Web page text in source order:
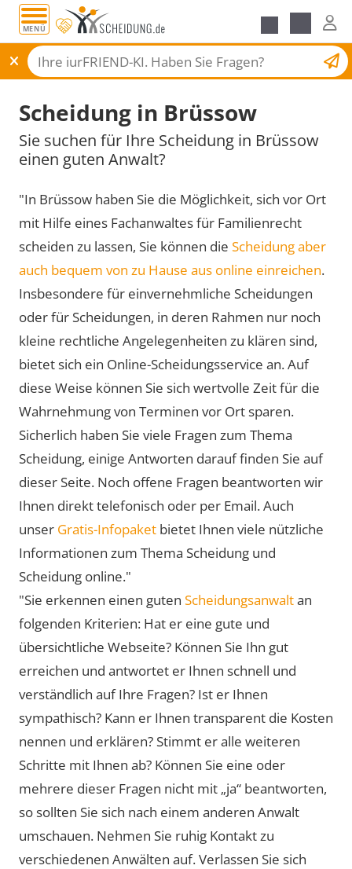
MENÜ
Scheidungsantrag
Scheidung in Brüssow
Sie suchen für Ihre Scheidung in Brüssow
einen guten Anwalt?
"In Brüssow haben Sie die Möglichkeit, sich vor Ort
mit Hilfe eines Fachanwaltes für Familienrecht
scheiden zu lassen, Sie können die Scheidung aber
auch bequem von zu Hause aus online einreichen.
Insbesondere für einvernehmliche Scheidungen
oder für Scheidungen, in deren Rahmen nur noch
kleine rechtliche Angelegenheiten zu klären sind,
bietet sich ein Online-Scheidungsservice an. Auf
diese Weise können Sie sich wertvolle Zeit für die
Wahrnehmung von Terminen vor Ort sparen.
Sicherlich haben Sie viele Fragen zum Thema
Scheidung, einige Antworten darauf finden Sie auf
dieser Seite. Noch offene Fragen beantworten wir
Ihnen direkt telefonisch oder per Email. Auch
unser Gratis-Infopaket bietet Ihnen viele nützliche
Informationen zum Thema Scheidung und
Scheidung online."
"Sie erkennen einen guten Scheidungsanwaltan
folgenden Kriterien: Hat er eine gute und
übersichtliche Webseite? Können Sie Ihn gut
erreichen und antwortet er Ihnen schnell und
verständlich auf Ihre Fragen? Ist er Ihnen
sympathisch? Kann er Ihnen transparent die Kosten
nennen und erklären? Stimmt er alle weiteren
Schritte mit Ihnen ab? Können Sie eine oder
mehrere dieser Fragen nicht mit „ja“ beantworten,
so sollten Sie sich nach einem anderen Anwalt
umschauen. Nehmen Sie ruhig Kontakt zu
verschiedenen Anwälten auf. Verlassen Sie sich